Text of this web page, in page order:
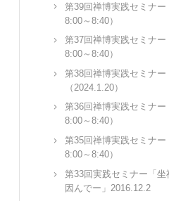
第39回禅博実践セミナ
8:00～8:40）
第37回禅博実践セミナ
8:00～8:40）
第38回禅博実践セミナー
（2024.1.20）
第36回禅博実践セミナ
8:00～8:40）
第35回禅博実践セミナ
8:00～8:40）
第33回実践セミナー「
因んでー」2016.12.2